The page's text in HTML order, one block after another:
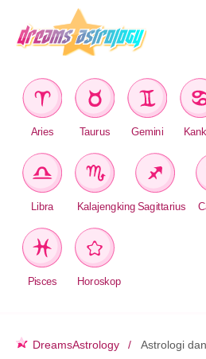
Aries Taurus Gemini
Libra Kalajengking Sagittarius
Pisces Horoskop
DreamsAstrology Astrologi